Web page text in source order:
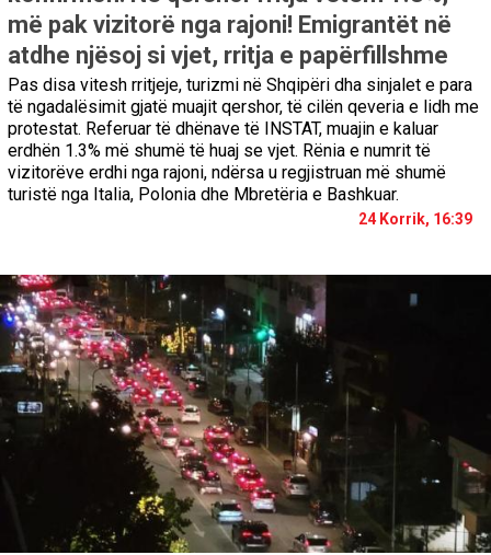
më pak vizitorë nga rajoni! Emigrantët në
atdhe njësoj si vjet, rritja e papërfillshme
Pas disa vitesh rritjeje, turizmi në Shqipëri dha sinjalet e para
të ngadalësimit gjatë muajit qershor, të cilën qeveria e lidh me
protestat. Referuar të dhënave të INSTAT, muajin e kaluar
erdhën 1.3% më shumë të huaj se vjet. Rënia e numrit të
vizitorëve erdhi nga rajoni, ndërsa u regjistruan më shumë
turistë nga Italia, Polonia dhe Mbretëria e Bashkuar.
24 Korrik, 16:39